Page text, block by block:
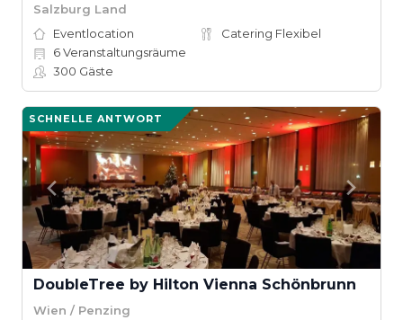
Salzburg Land
Eventlocation
Catering Flexibel
6Veranstaltungsräume
300 Gäste
SCHNELLE ANTWORT
DoubleTree by Hilton Vienna Schönbrunn
Wien / Penzing